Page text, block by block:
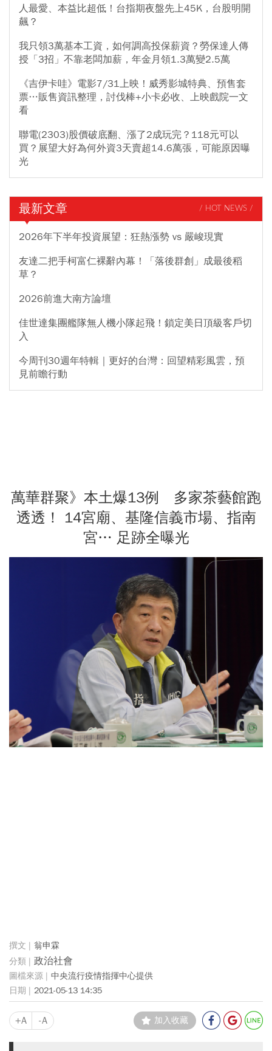
人最愛、本益比超低！台指期夜盤先上45K，台股明開
飆？
我只領3萬基本工資，如何調高投保薪資？勞保達人傳
授「3招」不靠老闆加薪，年金月領1.3萬變2.5萬
《吉伊卡哇》電影7/31上映！威秀影城特典、預售套
票…販售資訊整理，討伐棒+小卡必收、上映戲院一文
看
聯電(2303)股價破底翻、漲了2成玩完？118元可以
買？展望大好為何外資3天賣超14.6萬張，可能原因曝
光
最新文章 / HOT NEWS /
2026年下半年投資展望：狂熱漲勢 vs 嚴峻現實
友達二把手柯富仁裸辭內幕！「落後群創」成最後稻
草？
2026前進大南方論壇
佳世達集團艦隊無人機小隊起飛！鎖定美日頂級客戶切
入
今周刊30週年特輯｜更好的台灣：回望精彩風雲，預
見前瞻行動
萬華群聚》本土爆13例 多家茶藝館跑
透透！ 14宮廟、基隆信義市場、指南
宮… 足跡全曝光
翁申霖
政治社會
中央流行疫情指揮中心提供
2021-05-13 14:35
+A -A 加入收藏